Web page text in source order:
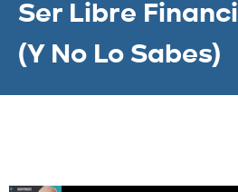
Ser Libre
(Y No Lo Sabes)